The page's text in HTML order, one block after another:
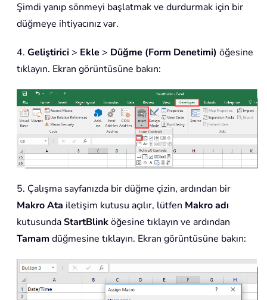
Şimdi yanıp sönmeyi başlatmak ve durdurmak için bir
düğmeye ihtiyacınız var.
4. Geliştirici > Ekle > Düğme (Form Denetimi) öğesine
tıklayın. Ekran görüntüsüne bakın:
5. Çalışma sayfanızda bir düğme çizin, ardından bir
Makro Ata iletişim kutusu açılır, lütfen Makroadı
kutusundaStartBlinköğesine tıklayın ve ardından
Tamam düğmesine tıklayın. Ekran görüntüsüne bakın: